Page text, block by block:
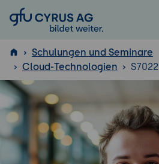
GFU Cyrus AG
ISTQB
Schulungen und Seminare
Cloud-Technologien
S7022